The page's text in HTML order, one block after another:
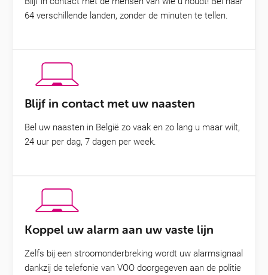
64 verschillende landen, zonder de minuten te tellen.
Blijf in contact met uw naasten
Bel uw naasten in België zo vaak en zo lang u maar wilt,
24 uur per dag, 7 dagen per week.
Koppel uw alarm aan uw vaste lijn
Zelfs bij een stroomonderbreking wordt uw alarmsignaal
dankzij de telefonie van VOO doorgegeven aan de politie